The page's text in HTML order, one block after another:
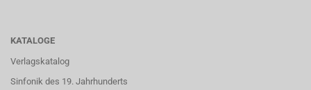
KATALOGE
Verlagskatalog
Sinfonik des 19. Jahrhunderts